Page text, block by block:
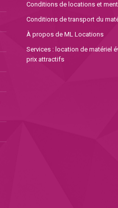
être
choisies
page
du
Conditions de locations et
Conditions de transport du
À propos de ML Locations
Services : location de matériel
prix attractifs